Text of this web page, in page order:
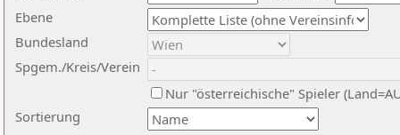
Ebene
Sortierung
Bundesland
Spgem./Kreis/Verein
Nur "österreichische" Spieler